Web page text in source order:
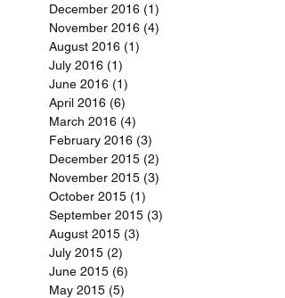
December 2016 (1)
November 2016 (4)
August 2016 (1)
July 2016 (1)
June 2016 (1)
April 2016 (6)
March 2016 (4)
February 2016 (3)
December 2015 (2)
November 2015 (3)
October 2015 (1)
September 2015 (3)
August 2015 (3)
July 2015 (2)
June 2015 (6)
May 2015 (5)